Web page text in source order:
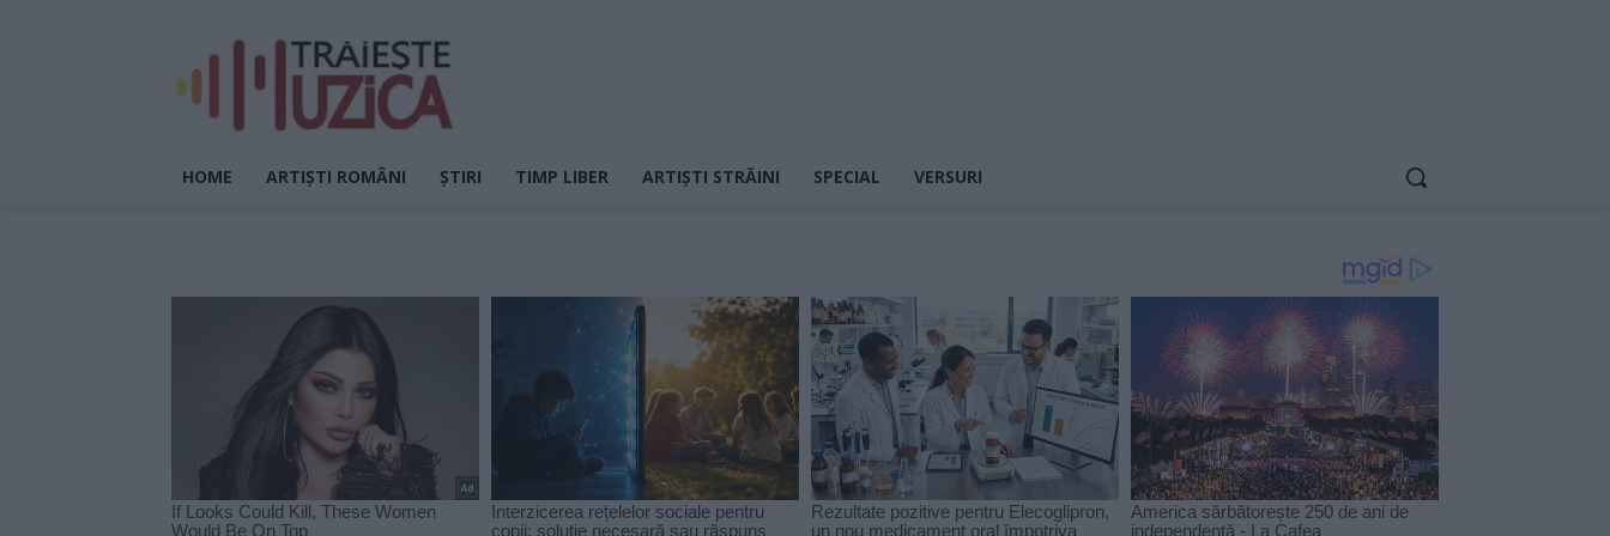
HOME ARTIȘTI ROMÂNI ȘTIRI TIMP LIBER ARTIȘTI STRĂINI SPECIAL VERSURI